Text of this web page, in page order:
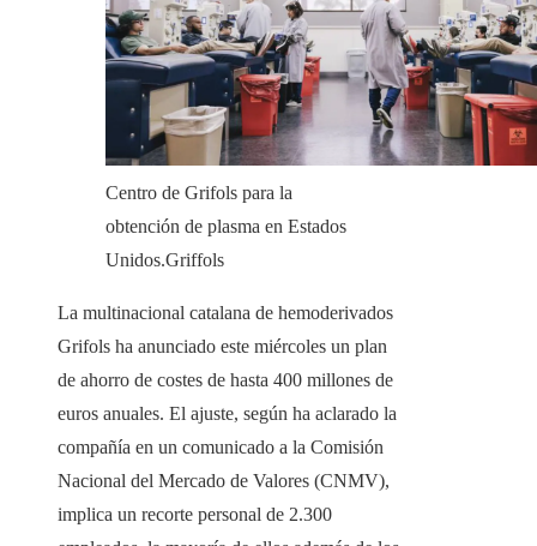
Centro de Grifols para la
obtención de plasma en Estados
Unidos.Griffols
La multinacional catalana de hemoderivados
Grifols ha anunciado este miércoles un plan
de ahorro de costes de hasta 400 millones de
euros anuales. El ajuste, según ha aclarado la
compañía en un comunicado a la Comisión
Nacional del Mercado de Valores (CNMV),
implica un recorte personal de 2.300